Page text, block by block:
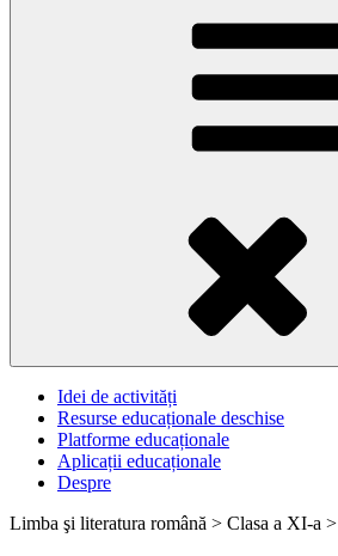
Idei de activități
Resurse educaționale deschise
Platforme educaționale
Aplicații educaționale
Despre
Limba şi literatura română > Clasa a XI-a >